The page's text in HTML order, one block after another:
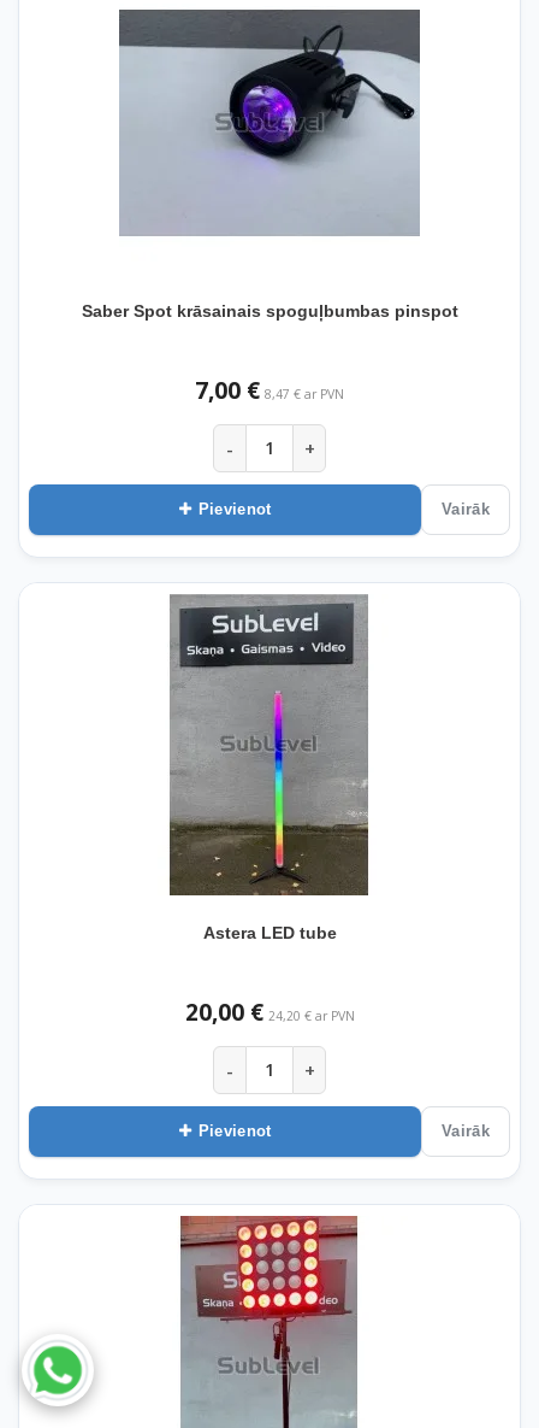
Saber Spot krāsainais spoguļbumbas pinspot
7,00 € 8,47 € ar PVN
- +
Pievienot Vairāk
Astera LED tube
20,00 € 24,20 € ar PVN
- +
Pievienot Vairāk